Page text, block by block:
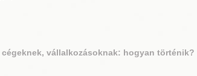
vállalkozásoknak: hogyan történik?